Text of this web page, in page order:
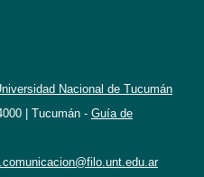
Nacional de Tucumán
| Tucumán - Guía de